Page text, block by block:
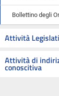
Bollettino degli
Attività
Attività di
conoscitiva